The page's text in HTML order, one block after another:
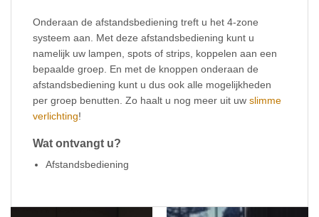
Onderaan de afstandsbediening treft u het 4-zone
systeem aan. Met deze afstandsbediening kunt u
namelijk uw lampen, spots of strips, koppelen aan een
bepaalde groep. En met de knoppen onderaan de
afstandsbediening kunt u dus ook alle mogelijkheden
per groep benutten. Zo haalt u nog meer uit uw slimme
verlichting!
Wat ontvangt u?
Afstandsbediening